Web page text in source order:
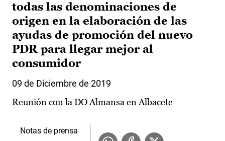
todas las denominaciones de
origen en la elaboración de las
ayudas de promoción del nuevo
PDR para llegar mejor al
consumidor
09 de Diciembre de 2019
Reunión con la DO Almansa en Albacete
Notas de prensa